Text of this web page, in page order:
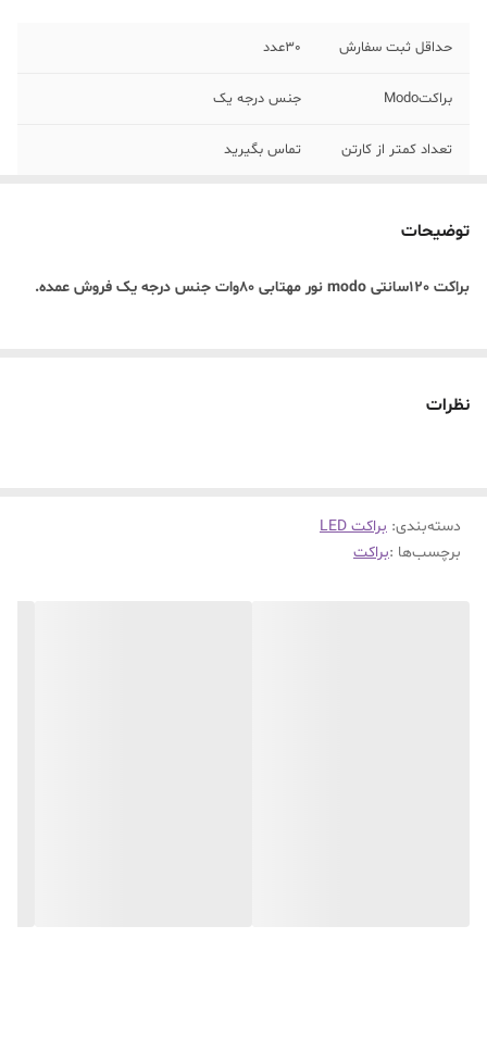
حداقل ثبت سفارش 30عدد
براکتModo جنس درجه یک
تعداد کمتر از کارتن تماس بگیرید
توضیحات
براکت 120سانتی modo نور مهتابی 80وات جنس درجه یک فروش عمده.
نظرات
دسته‌بندی: براکت LED
برچسب‌ها :براکت